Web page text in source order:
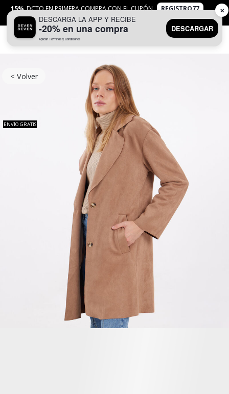
15% DCTO EN PRIMERA COMPRA CON EL CUPÓN
REGISTRO77
APLICANTYC
< Volver
ENVÍO GRATIS
DESCARGA LA APP Y RECIBE
-20% en una compra
Aplican Términos y Condiciones
DESCARGAR
✕